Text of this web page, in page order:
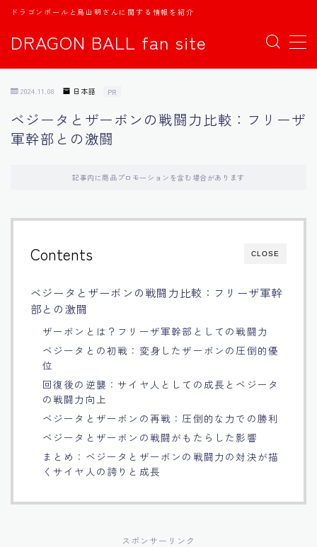
DRAGON BALL fan site
ドラゴンボールと鳥山明さんに関する情報を紹介
MENU
日本語
中文
Español
اللغة العربية
Français
Bahasa Indonesia
Português
2024.11.08 日本語 PR
ベジータとザーボンの戦闘力比較：フリーザ
軍幹部との激闘
記事内に商品プロモーションを含む場合があります
CLOSE
Contents
ベジータとザーボンの戦闘力比較：フリーザ軍幹
部との激闘
ザーボンとは？フリーザ軍幹部としての戦闘力
ベジータとの初戦：変身したザーボンの圧倒的優
位
回復後の逆襲：サイヤ人としての成長とベジータ
の戦闘力向上
ベジータとザーボンの再戦：圧倒的な力での勝利
ベジータとザーボンの戦闘がもたらした影響
まとめ：ベジータとザーボンの戦闘力の対決が描
くサイヤ人の誇りと成長
スポンサーリンク